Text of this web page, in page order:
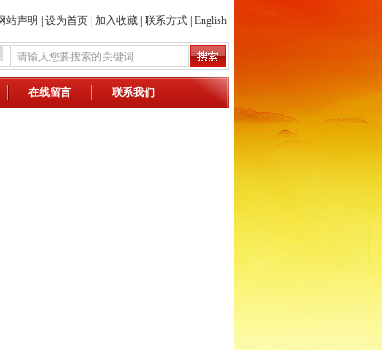
站声明 设为首页 加入收藏 联系方式 English
在线留言 联系我们